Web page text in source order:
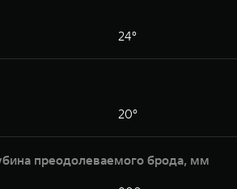
24°
20°
преодолеваемого брода, мм